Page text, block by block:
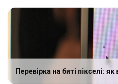
Перевірка на биті пікселі: